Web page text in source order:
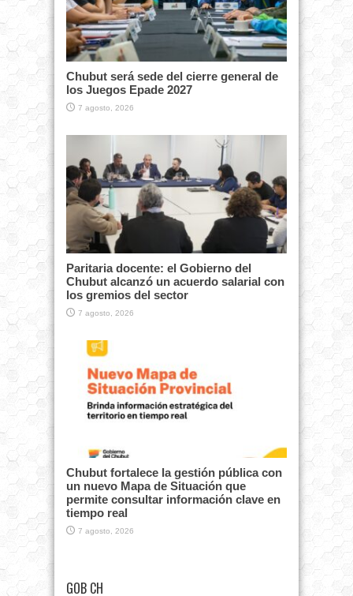
Chubut será sede del cierre general de
los Juegos Epade 2027
7 agosto, 2026
Paritaria docente: el Gobierno del
Chubut alcanzó un acuerdo salarial con
los gremios del sector
7 agosto, 2026
Chubut fortalece la gestión pública con
un nuevo Mapa de Situación que
permite consultar información clave en
tiempo real
7 agosto, 2026
GOB CH